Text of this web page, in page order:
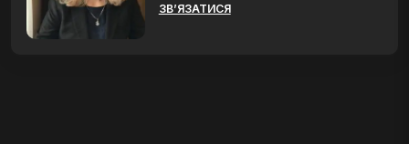
ЗВ’ЯЗАТИСЯ